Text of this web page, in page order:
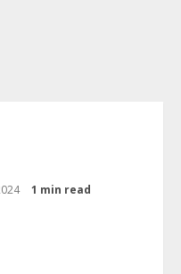
1 min read